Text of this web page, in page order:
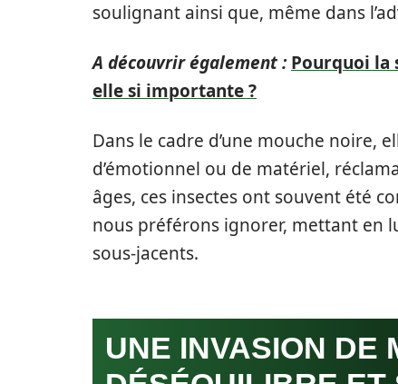
soulignant ainsi que, même dans
A découvrir également : Pourquoi la
elle si importante ?
Dans le cadre d’une mouche noire,
d’émotionnel ou de matériel,
âges, ces insectes ont souvent été
nous préférons ignorer, mettant en
sous-jacents.
UNE INVASION DE